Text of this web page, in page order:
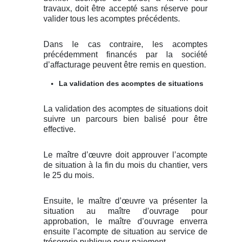
travaux, doit être accepté sans réserve pour
valider tous les acomptes précédents.
Dans le cas contraire, les acomptes
précédemment financés par la société
d’affacturage peuvent être remis en question.
La validation des acomptes de situations
La validation des acomptes de situations doit
suivre un parcours bien balisé pour être
effective.
Le maître d’œuvre doit approuver l’acompte
de situation à la fin du mois du chantier, vers
le 25 du mois.
Ensuite, le maître d’œuvre va présenter la
situation au maître d’ouvrage pour
approbation, le maître d’ouvrage enverra
ensuite l’acompte de situation au service de